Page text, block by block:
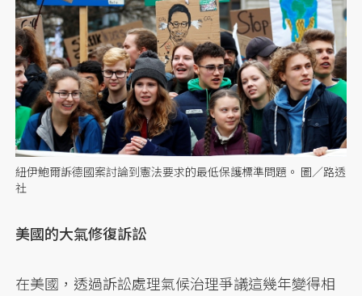
紐伊鮑爾訴德國案討論到憲法要求的最低保護標準問題。 圖／路透
社
美國的大氣修復訴訟
在美國，透過訴訟處理氣候治理爭議這幾年變得相